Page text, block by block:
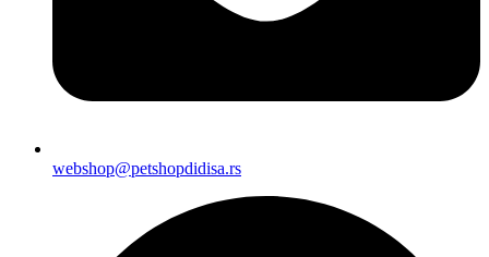
webshop@petshopdidisa.rs